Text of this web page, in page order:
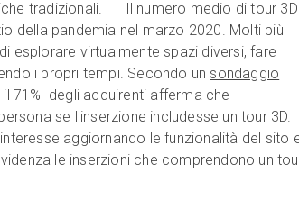
tradizionali. Il numero medio di tour 3D
della pandemia nel marzo 2020. Molti più
esplorare virtualmente spazi diversi, fare
i propri tempi. Secondo unsondaggio
71% degli acquirenti afferma che
se l'inserzione includesse un tour 3D.
aggiornando le funzionalità del sito
le inserzioni che comprendono un